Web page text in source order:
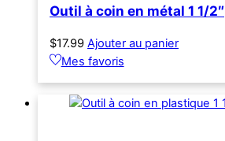
Outil à coin en métal 1 1/2″
$17.99 Ajouter au panier
Mes favoris